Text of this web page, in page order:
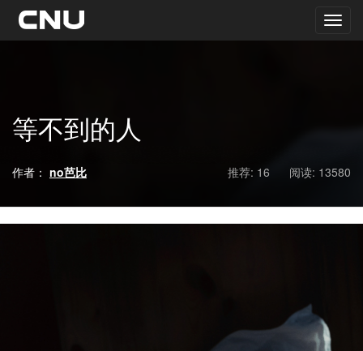
等不到的人
作者： no芭比 推荐: 16 阅读: 13580